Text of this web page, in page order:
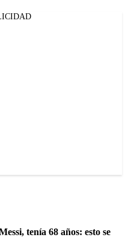
tenía 68 años: esto se